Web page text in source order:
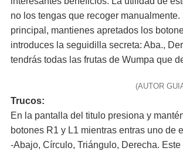
no los tengas que recoger manualmente.
principal, mantienes apretados los
introduces la seguidilla secreta: Aba.,
tendrás todas las frutas de Wumpa que
(AUTOR
Trucos:
En la pantalla del titulo presiona y
botones R1 y L1 mientras entras uno de
-Abajo, Círculo, Triángulo, Derecha. Este